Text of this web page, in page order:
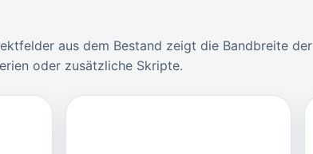
aus dem Bestand zeigt die Bandbreite der
oder zusätzliche Skripte.